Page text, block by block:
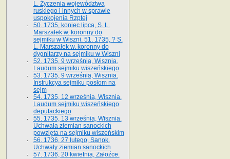
L. Życzenia województwa
ruskiego i innych w sprawie
uspokojenia Rzptej
50. 1735, koniec lipca, S. L.
Marszałek w. koronny do
sejmiku w Wiszni. 51. 1735, ? S.
L. Marszałek w. koronny do
dygnitarzy na sejmiku w Wiszni
52. 1735, 9 września, Wisznia.
Laudum sejmiku wiszeńskiego
53. 1735, 9 września, Wisznia.
Instrukcya sejmiku posłom na
sejm
54. 1735, 12 września, Wisznia.
Laudum sejmiku wiszeńskiego
deputackiego
55. 1735, 13 września, Wisznia.
Uchwała ziemian sanockich
powzięta na sejmiku wiszeńskim
56. 1736, 27 lutego, Sanok.
Uchwały ziemian sanockich
57. 1736, 20 kwietnia, Załoźce.